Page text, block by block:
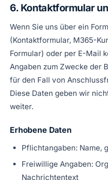
6. Kontaktformular
Wenn Sie uns über ein
(Kontaktformular, M365-
Formular) oder per E-Mail
Angaben zum Zwecke der
für den Fall von
Diese Daten geben wir
weiter.
Erhobene Daten
Pflichtangaben: Name,
Freiwillige Angaben:
Nachrichtentext